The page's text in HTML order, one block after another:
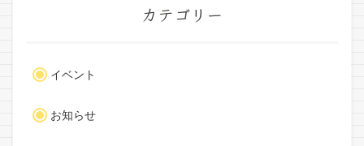
カテゴリー
イベント
お知らせ